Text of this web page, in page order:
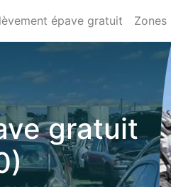
épave gratuit Zones
gratuit